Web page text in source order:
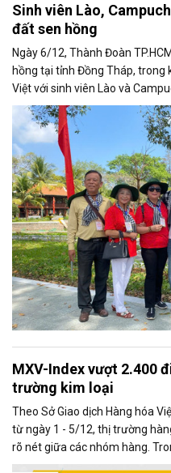
Sinh viên Lào,
đất sen hồng
Ngày 6/12, Thành Đoàn
hồng tại tỉnh Đồng Tháp, trong
Việt với sinh viên Lào và
2025.
MXV-Index vượt 2.400
trường kim loại
Theo Sở Giao dịch Hàng hóa
từ ngày 1 - 5/12, thị trường
rõ nét giữa các nhóm hàng.
từ những diễn biến mới trong